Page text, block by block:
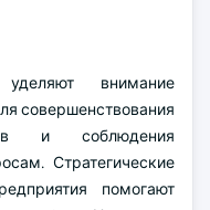
внимание
совершенствования
и соблюдения
Стратегические
помогают